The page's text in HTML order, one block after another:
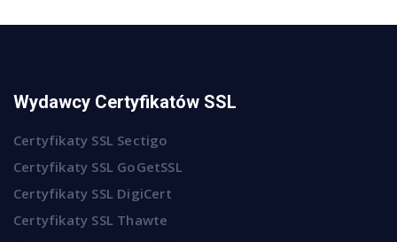
Wydawcy Certyfikatów SSL
Certyfikaty SSL Sectigo
Certyfikaty SSL GoGetSSL
Certyfikaty SSL DigiCert
Certyfikaty SSL Thawte